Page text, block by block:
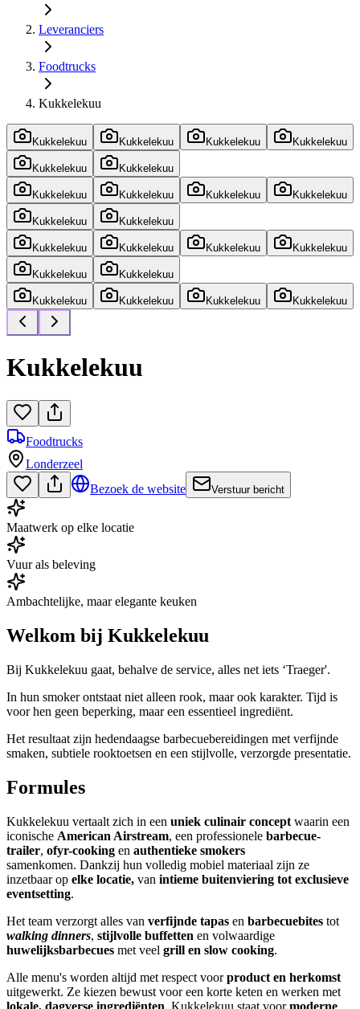
Leveranciers
Foodtrucks
Kukkelekuu
Kukkelekuu Kukkelekuu Kukkelekuu Kukkelekuu
Kukkelekuu Kukkelekuu
Kukkelekuu Kukkelekuu Kukkelekuu Kukkelekuu
Kukkelekuu Kukkelekuu
Kukkelekuu Kukkelekuu Kukkelekuu Kukkelekuu
Kukkelekuu Kukkelekuu
Kukkelekuu Kukkelekuu Kukkelekuu Kukkelekuu
Kukkelekuu
Foodtrucks
Londerzeel
Bezoek de website
Verstuur bericht
Maatwerk op elke locatie
Vuur als beleving
Ambachtelijke, maar elegante keuken
Welkom bij Kukkelekuu
Bij Kukkelekuu gaat, behalve de service, alles net iets ‘Traeger'.
In hun smoker ontstaat niet alleen rook, maar ook karakter. Tijd is
voor hen geen beperking, maar een essentieel ingrediënt.
Het resultaat zijn hedendaagse barbecuebereidingen met verfijnde
smaken, subtiele rooktoetsen en een stijlvolle, verzorgde presentatie.
Formules
Kukkelekuu vertaalt zich in een uniek culinair concept waarin een
iconische American Airstream, een professionele barbecue-
trailer, ofyr-cooking en authentieke smokers
samenkomen. Dankzij hun volledig mobiel materiaal zijn ze
inzetbaar op elke locatie, van intieme buitenviering tot exclusieve
eventsetting.
Het team verzorgt alles van verfijnde tapas en barbecuebites tot
walking dinners, stijlvolle buffetten en volwaardige
huwelijksbarbecues met veel grill en slow cooking.
Alle menu's worden altijd met respect voorproduct en herkomst
uitgewerkt. Ze kiezen bewust voor een korte keten en werken met
lokale, dagverse ingrediënten . Kukkelekuu staat voormoderne